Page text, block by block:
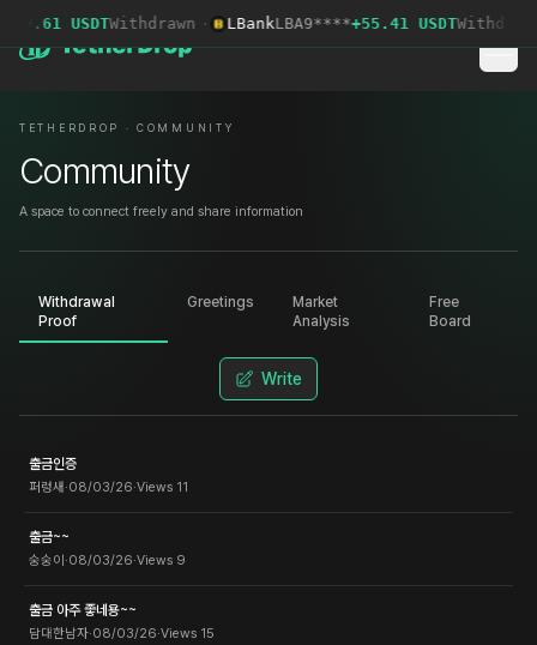
USDTWithdrawn · LBankLBA9****+55.41 USDTWithdrawn
TETHERDROP · COMMUNITY
Community
A space to connect freely and share information
Withdrawal
Proof
Greetings
Market
Analysis
Free
Board
Write
출금인증
퍼렁새 ·08/03/26·Views 11
출금~~
숭숭이·08/03/26·Views 9
출금 아주 좋네용~~
담대한남자·08/03/26·Views 15